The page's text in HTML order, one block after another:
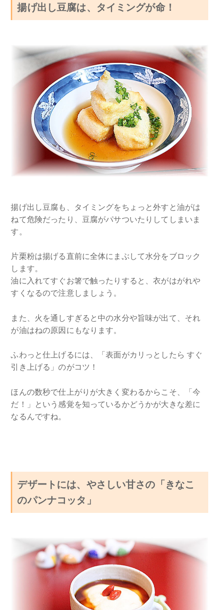
揚げ出し豆腐は、タイミングが命！
揚げ出し豆腐も、タイミングをちょっと外すと油がは
ねて危険だったり、豆腐がパサついたりしてしまいま
す。
片栗粉は揚げる直前に全体にまぶして水分をブロック
します。
油に入れてすぐお箸で触ったりすると、衣がはがれや
すくなるので注意しましょう。
また、火を通しすぎると中の水分や旨味が出て、それ
が油はねの原因にもなります。
ふわっと仕上げるには、「表面がカリっとしたら すぐ
引き上げる」のがコツ！
ほんの数秒で仕上がりが大きく変わるからこそ、「今
だ！」という感覚を知っているかどうかが大きな差に
なるんですね。
デザートには、やさしい甘さの「きなこ
のパンナコッタ」